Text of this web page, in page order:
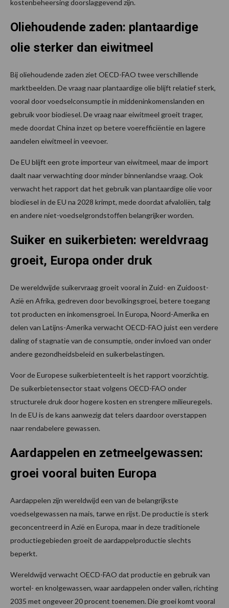
kostenbeheersing doorslaggevend zijn.
Oliehoudende zaden: plantaardige
olie sterker dan eiwitmeel
Bij oliehoudende zaden ziet OECD-FAO twee verschillende
marktbeelden. De vraag naar plantaardige olie blijft relatief sterk,
vooral door voedselconsumptie in middeninkomenslanden en
gebruik voor biodiesel. De vraag naar eiwitmeel groeit trager,
mede doordat China inzet op betere voerefficiëntie en lagere
aandelen eiwitmeel in veevoer.
De EU blijft een grote importeur van eiwitmeel, maar de import
daalt naar verwachting door minder binnenlandse vraag. Ook
verwacht het rapport dat het gebruik van plantaardige olie voor
biodiesel in de EU na 2028 krimpt, mede doordat afvaloliën, talg
en andere niet-voedselgrondstoffen belangrijker worden.
Suiker en suikerbieten: wereldvraag
groeit, Europa onder druk
De wereldwijde suikervraag groeit vooral in Zuid- en Zuidoost-
Azië en Afrika, gedreven door bevolkingsgroei, betere toegang
tot producten en inkomensgroei. In Europa, Noord-Amerika en
delen van Latijns-Amerika verwacht OECD-FAO juist een verdere
daling of stagnatie van de consumptie, onder invloed van onder
andere gezondheidsbeleid en suikerbelastingen.
Voor de Europese suikerbietenteelt is het rapport voorzichtig.
De suikerbietensector staat volgens OECD-FAO onder
structurele druk door hogere kosten en strengere milieuregels.
In de EU is de kans aanwezig dat telers daardoor overstappen
naar rendabelere gewassen.
Aardappelen en zetmeelgewassen:
groei vooral buiten Europa
Aardappelen zijn wereldwijd een van de belangrijkste
voedselgewassen na mais, tarwe en rijst. De productie is sterk
geconcentreerd in Azië en Europa, maar in deze traditionele
productiegebieden groeit de aardappelproductie slechts
beperkt.
Wereldwijd verwacht OECD-FAO dat productie en gebruik van
wortel- en knolgewassen, waar aardappelen onder vallen, richting
2035 met ongeveer 20 procent toenemen. Die groei komt vooral